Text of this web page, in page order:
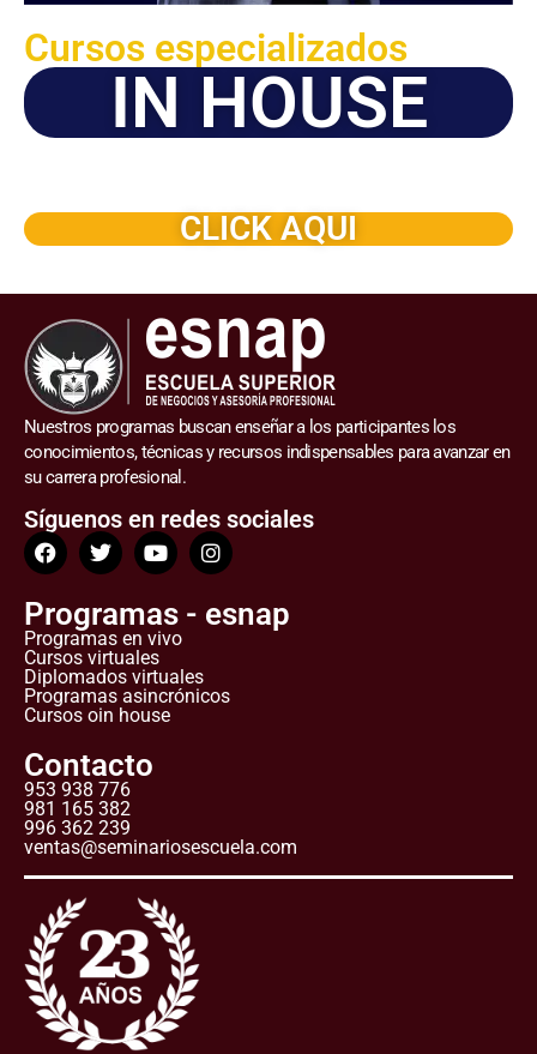
Cursos especializados
IN HOUSE
CLICK AQUI
Nuestros programas buscan enseñar a los participantes los
conocimientos, técnicas y recursos indispensables para avanzar en
su carrera profesional.
Síguenos en redes sociales
Programas - esnap
Programas en vivo
Cursos virtuales
Diplomados virtuales
Programas asincrónicos
Cursos oin house
Contacto
953 938 776
981 165 382
996 362 239
ventas@seminariosescuela.com